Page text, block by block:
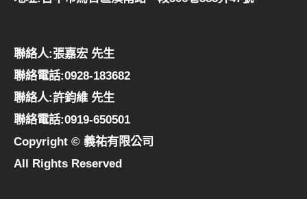
聯絡人:張嘉宏 先生
聯絡電話:0928-183682
聯絡人:許鈞維 先生
聯絡電話:0919-650501
Copyright © 義祐有限公司
All Rights Reserved